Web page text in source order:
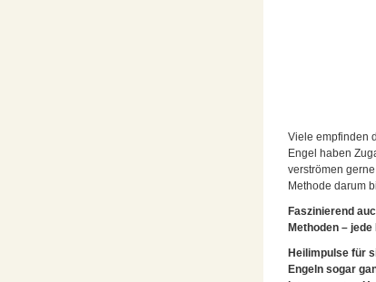
Viele empfinden
Engel haben
verströmen
Methode darum
Faszinierend
Methoden –
Heilimpulse für
Engeln sogar